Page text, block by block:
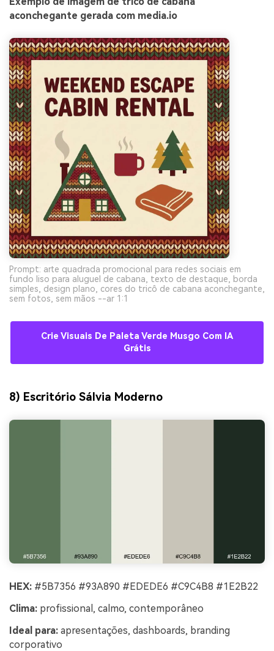
aconchegante gerada com media.io
Prompt: arte quadrada promocional para redes sociais em
fundo liso para aluguel de cabana, texto de destaque, borda
simples, design plano, cores do tricô de cabana aconchegante,
sem fotos, sem mãos --ar 1:1
Crie Visuais De Paleta Verde Musgo Com IA
Grátis
8) Escritório Sálvia Moderno
HEX: #5B7356 #93A890 #EDEDE6 #C9C4B8 #1E2B22
Clima: profissional, calmo, contemporâneo
Ideal para: apresentações, dashboards, branding
corporativo